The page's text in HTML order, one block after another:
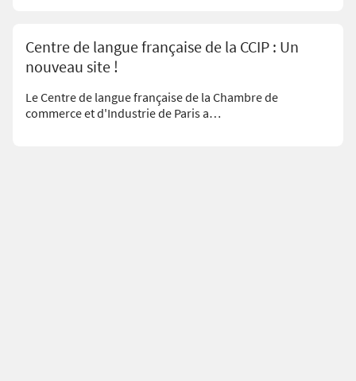
Centre de langue française de la CCIP : Un
nouveau site !
Le Centre de langue française de la Chambre de
commerce et d'Industrie de Paris a…